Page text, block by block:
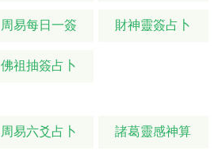
周易每日一簽 財神靈簽占卜
佛祖抽簽占卜
周易六爻占卜 諸葛靈感神算